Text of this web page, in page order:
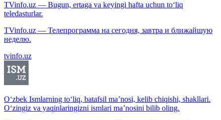
TVinfo.uz — Bugun, ertaga va keyingi hafta uchun to‘liq
teledasturlar.
TVinfo.uz — Телепрограмма на сегодня, завтра и ближайшую
неделю.
tvinfo.uz
O‘zbek Ismlarning to‘liq, batafsil ma’nosi, kelib chiqishi, shakllari.
O‘zingiz va yaqinlaringizni ismlari ma’nosini bilib oling.